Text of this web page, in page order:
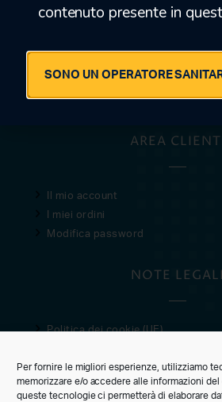
Per fornire le migliori esperienze, utilizziamo
memorizzare e/o accedere alle informazioni
queste tecnologie ci permetterà di elaborare
AREA
Il mio account
I miei ordini
Modifica password
NOTE LEGALI
Politica dei cookie (UE)
Condizioni di vendita
contenuto presente in
SONO UN OPERATORE